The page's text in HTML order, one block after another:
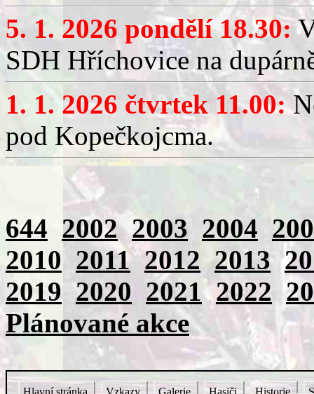
5. 1. 2026 pondělí 18.30:
SDH Hříchovice na
1. 1. 2026 čtvrtek 11.00:
pod Kopečkojcma.
644 2002 2003 2004
2010 2011 2012 2013
2019 2020 2021 2022
Plánované akce
Hlavní stránka Vzkazy Galerie Hasiči Historie